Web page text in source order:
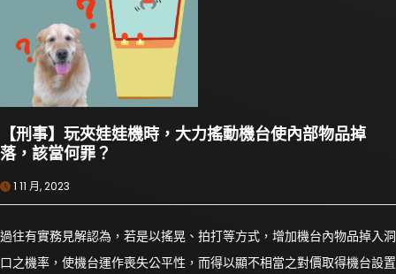
【刑事】玩夾娃娃機時，大力搖動機台使內部物品掉
落，該當何罪？
1 11 月, 2023
過往有實務見解認為，若是以搖晃、拍打等方式，增加機台內物品掉入洞
口之機率，使機台運作喪失公平性，而得以顯不相當之對價取得機台設置